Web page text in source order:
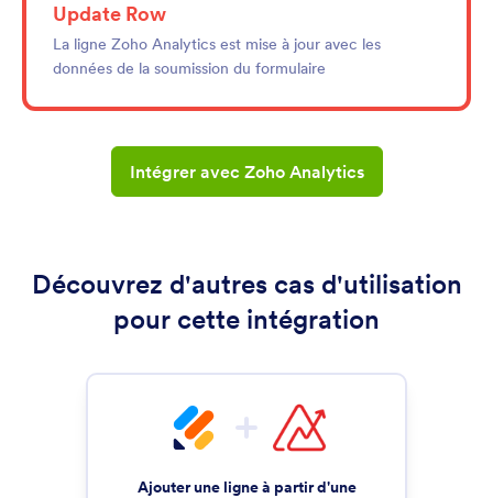
Update Row
La ligne Zoho Analytics est mise à jour avec les
données de la soumission du formulaire
Intégrer avec Zoho Analytics
Découvrez d'autres cas d'utilisation
pour cette intégration
Ajouter une ligne à partir d'une